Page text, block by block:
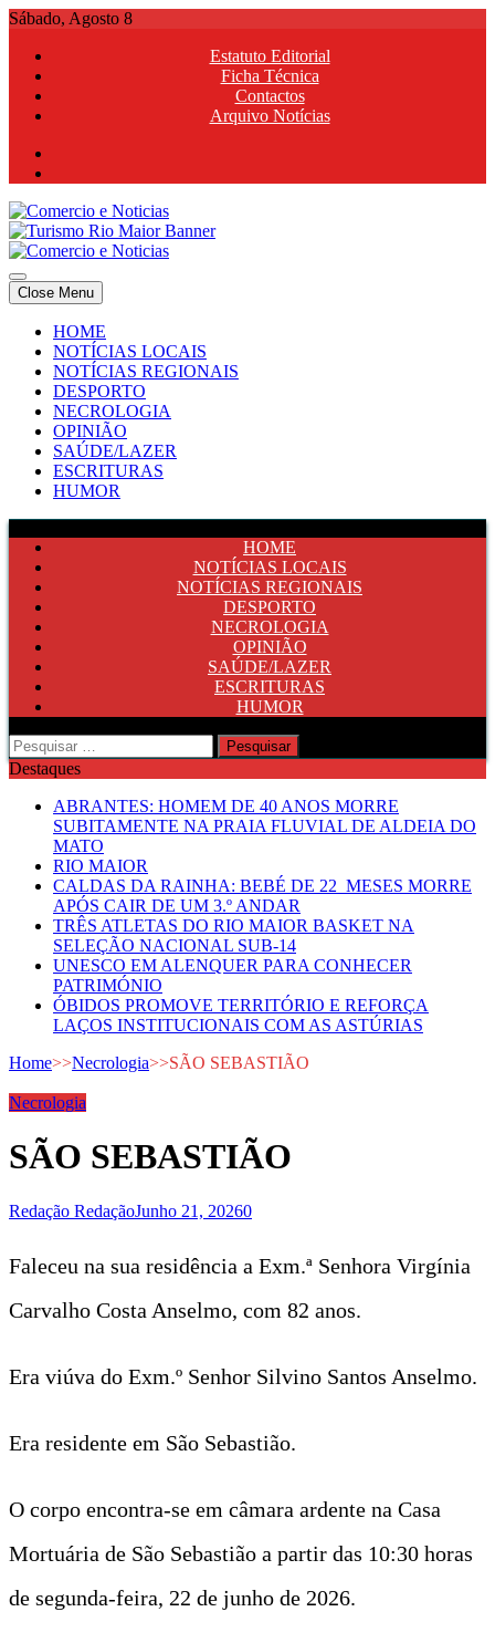
Skip
content
Sábado, Agosto 8
Estatuto Editorial
Ficha Técnica
Contactos
Arquivo Notícias
Comercio e Noticias
Notícias e Publicidade Online
Comercio e Noticias
Notícias e Publicidade Online
Close Menu
HOME
NOTÍCIAS LOCAIS
NOTÍCIAS REGIONAIS
DESPORTO
NECROLOGIA
OPINIÃO
SAÚDE/LAZER
ESCRITURAS
HUMOR
HOME
NOTÍCIAS LOCAIS
NOTÍCIAS REGIONAIS
DESPORTO
NECROLOGIA
OPINIÃO
SAÚDE/LAZER
ESCRITURAS
HUMOR
Pesquisar
por:
Destaques
ABRANTES: HOMEM DE 40 ANOS MORRE
SUBITAMENTE NA PRAIA FLUVIAL DE ALDEIA DO
MATO
RIO MAIOR
CALDAS DA RAINHA: BEBÉ DE 22 MESES MORRE
APÓS CAIR DE UM 3.º ANDAR
TRÊS ATLETAS DO RIO MAIOR BASKET NA
SELEÇÃO NACIONAL SUB-14
UNESCO EM ALENQUER PARA CONHECER
PATRIMÓNIO
ÓBIDOS PROMOVE TERRITÓRIO E REFORÇA
LAÇOS INSTITUCIONAIS COM AS ASTÚRIAS
Home>>Necrologia>>SÃO SEBASTIÃO
Necrologia
SÃO SEBASTIÃO
Redação RedaçãoJunho 21, 20260
Faleceu na sua residência a Exm.ª Senhora Virgínia
Carvalho Costa Anselmo, com 82 anos.
Era viúva do Exm.º Senhor Silvino Santos Anselmo.
Era residente em São Sebastião.
O corpo encontra-se em câmara ardente na Casa
Mortuária de São Sebastião a partir das 10:30 horas
de segunda-feira, 22 de junho de 2026.